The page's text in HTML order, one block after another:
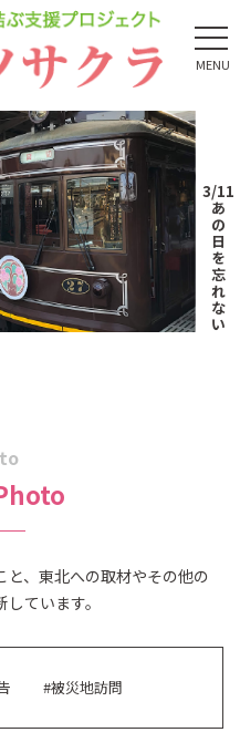
MENU
3/11
あ
の
日
を
忘
れ
な
い
、東北への取材やその他の
ています。
#被災地訪問